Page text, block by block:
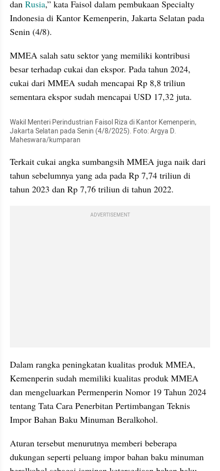
dan Rusia,” kata Faisol dalam pembukaan Specialty
Indonesia di Kantor Kemenperin, Jakarta Selatan pada
Senin (4/8).
MMEA salah satu sektor yang memiliki kontribusi
besar terhadap cukai dan ekspor. Pada tahun 2024,
cukai dari MMEA sudah mencapai Rp 8,8 triliun
sementara ekspor sudah mencapai USD 17,32 juta.
Wakil Menteri Perindustrian Faisol Riza di Kantor Kemenperin,
Jakarta Selatan pada Senin (4/8/2025). Foto: Argya D.
Maheswara/kumparan
Terkait cukai angka sumbangsih MMEA juga naik dari
tahun sebelumnya yang ada pada Rp 7,74 triliun di
tahun 2023 dan Rp 7,76 triliun di tahun 2022.
ADVERTISEMENT
Dalam rangka peningkatan kualitas produk MMEA,
Kemenperin sudah memiliki kualitas produk MMEA
dan mengeluarkan Permenperin Nomor 19 Tahun 2024
tentang Tata Cara Penerbitan Pertimbangan Teknis
Impor Bahan Baku Minuman Beralkohol.
Aturan tersebut menurutnya memberi beberapa
dukungan seperti peluang impor bahan baku minuman